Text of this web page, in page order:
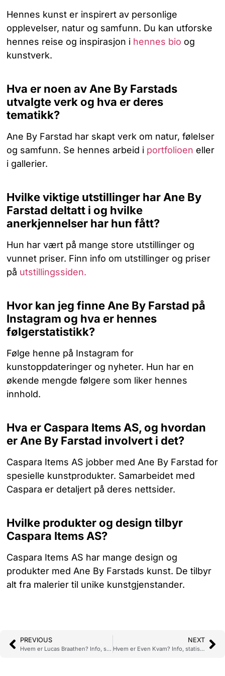
Hennes kunst er inspirert av personlige
opplevelser, natur og samfunn. Du kan utforske
hennes reise og inspirasjon i hennes bio og
kunstverk.
Hva er noen av Ane By Farstads
utvalgte verk og hva er deres
tematikk?
Ane By Farstad har skapt verk om natur, følelser
og samfunn. Se hennes arbeid i portfolioen eller
i gallerier.
Hvilke viktige utstillinger har Ane By
Farstad deltatt i og hvilke
anerkjennelser har hun fått?
Hun har vært på mange store utstillinger og
vunnet priser. Finn info om utstillinger og priser
på utstillingssiden.
Hvor kan jeg finne Ane By Farstad på
Instagram og hva er hennes
følgerstatistikk?
Følge henne på Instagram for
kunstoppdateringer og nyheter. Hun har en
økende mengde følgere som liker hennes
innhold.
Hva er Caspara Items AS, og hvordan
er Ane By Farstad involvert i det?
Caspara Items AS jobber med Ane By Farstad for
spesielle kunstprodukter. Samarbeidet med
Caspara er detaljert på deres nettsider.
Hvilke produkter og design tilbyr
Caspara Items AS?
Caspara Items AS har mange design og
produkter med Ane By Farstads kunst. De tilbyr
alt fra malerier til unike kunstgjenstander.
PREVIOUS
Hvem er Lucas Braathen? Info, statistikk og følgere på Instagram
NEXT
Hvem er Even Kvam? Info, statistikk og følgere på Instagram